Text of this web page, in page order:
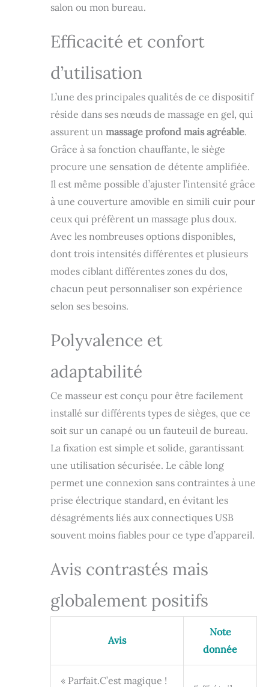
différentes
morphologies. La
concentrer le
pétrissage sur une
zone spécifique,
idéale après le
travail, une longue
journée assise ou
détente à la
maison. 【3
Niveaux de
Vibration】Le siège
massant intègre
une fonction
vibration avec 3
niveaux d’intensité
réglables pour
parfaitement au
journées au
bureau. (La
fonction vibration
est disponible
uniquement sur
l’assise.) 【Chaleur
Intégrée】La
fonction
intégrée diffuse
une chaleur douce
et agréable sur le
dos pour renforcer
confort pendant le
d’une protection
contre la
surchauffe et d’un
arrêt automatique
programmable
après 5, 10 ou 15
minutes pour une
utilisation en toute
salon ou mon bureau.
Efficacité et confort
d’utilisation
L’une des principales qualités de ce dispositif
réside dans ses nœuds de massage en gel, qui
assurent un massage profond mais agréable.
Grâce à sa fonction chauffante, le siège
procure une sensation de détente amplifiée.
Il est même possible d’ajuster l’intensité grâce
à une couverture amovible en simili cuir pour
ceux qui préfèrent un massage plus doux.
Avec les nombreuses options disponibles,
dont trois intensités différentes et plusieurs
modes ciblant différentes zones du dos,
chacun peut personnaliser son expérience
selon ses besoins.
Polyvalence et
adaptabilité
Ce masseur est conçu pour être facilement
installé sur différents types de sièges, que ce
soit sur un canapé ou un fauteuil de bureau.
La fixation est simple et solide, garantissant
une utilisation sécurisée. Le câble long
permet une connexion sans contraintes à une
prise électrique standard, en évitant les
désagréments liés aux connectiques USB
souvent moins fiables pour ce type d’appareil.
Avis contrastés mais
globalement positifs
Avis
Note
donnée
« Parfait.C’est magique !